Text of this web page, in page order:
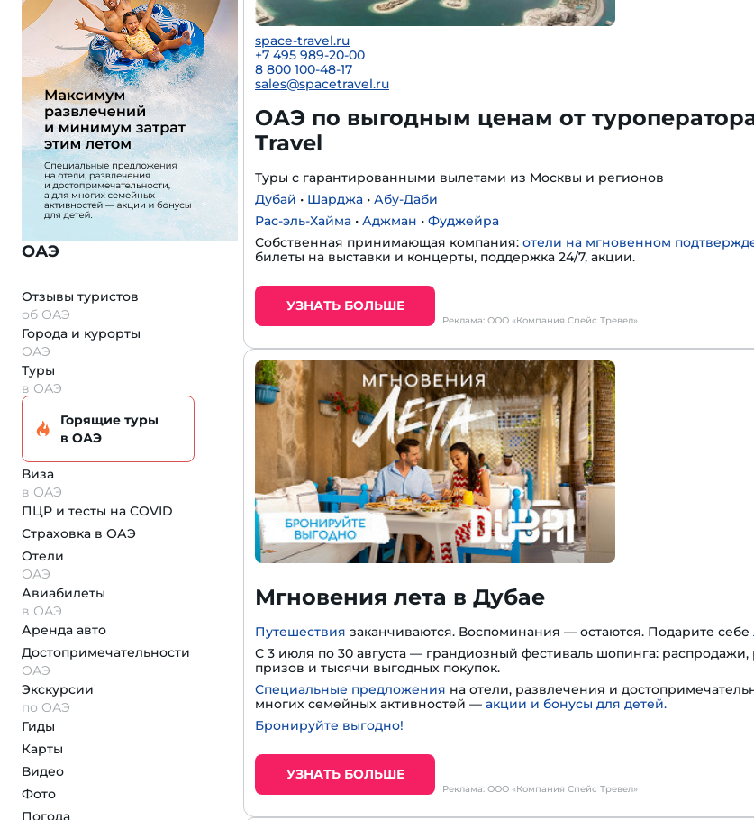
ОАЭ
Отзывы туристов
об ОАЭ
Города и курорты
ОАЭ
Туры
в ОАЭ
Горящие туры
в ОАЭ
Виза
в ОАЭ
ПЦР и тесты на COVID
Страховка в ОАЭ
Отели
ОАЭ
Авиабилеты
в ОАЭ
Аренда авто
Достопримеча­тельности
ОАЭ
Экскурсии
по ОАЭ
Гиды
Карты
Видео
Фото
Погода
space-travel.ru
+7 495 989-20-00
8 800 100-48-17
sales@spacetravel.ru
ОАЭ по выгодным ценам от
Travel
Туры с гарантированными вылетами из Москвы и регионов
Дубай • Шарджа • Абу-Даби
Рас-эль-Хайма • Аджман • Фуджейра
Собственная принимающая компания: отели на мгновенном
билеты на выставки и концерты, поддержка 24/7, акции.
УЗНАТЬ БОЛЬШЕ
Реклама: ООО «Компания Спейс Тревел»
Мгновения лета в Дубае
Путешествия заканчиваются. Воспоминания — остаются. Подарите себе
С 3 июля по 30 августа — грандиозный фестиваль шопинга:
призов и тысячи выгодных покупок.
Специальные предложения на отели, развлечения и
многих семейных активностей — акции и бонусы для детей.
Бронируйте выгодно!
УЗНАТЬ БОЛЬШЕ
Реклама: ООО «Компания Спейс Тревел»